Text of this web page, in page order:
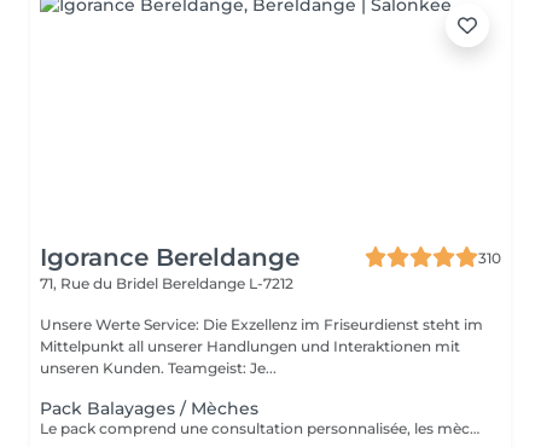
Igorance Bereldange
310
71, Rue du Bridel Bereldange L-7212
Unsere Werte Service: Die Exzellenz im Friseurdienst steht im
Mittelpunkt all unserer Handlungen und Interaktionen mit
unseren Kunden. Teamgeist: Je...
Pack Balayages / Mèches
Le pack comprend une consultation personnalisée, les mèches avec les produits LOREAL PROFESSIONNEL, shampooing et conditionneur spécifiques REDKEN, le séchage et les produits de styling REDKEN Option Coupe : la coupe IGORANCE, ( finition sur cheveux sec), le séchage et les produits de styling REDKEN. * Tarifs à titre indicatifs à confirmer après la consultation personnalisée établit auprès de votre coiffeur/stylist/spécialiste * La direction se réserve le droit d’apporter des modifications pour le bon fonctionnement du salon